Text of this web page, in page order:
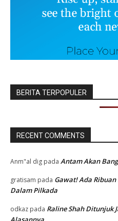
BERITA TERPOPULER
RECENT COMMENTS
Anm"al dig pada Antam Akan
gratisam pada Gawat! Ada
Dalam Pilkada
odkaz pada Raline Shah Ditunjuk